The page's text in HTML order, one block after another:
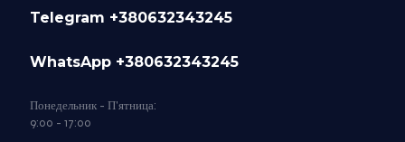
Telegram +380632343245
WhatsApp +380632343245
Понедельник - П'ятница:
9:00 - 17:00